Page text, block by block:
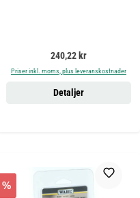
Ordinarie pris:
240,22 kr
Priser inkl. moms, plus leveranskostnader
Detaljer
%